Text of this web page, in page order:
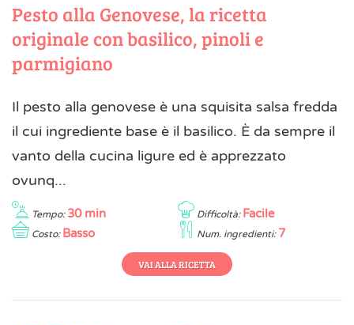
Pesto alla Genovese, la ricetta
originale con basilico, pinoli e
parmigiano
Il pesto alla genovese è una squisita salsa fredda
il cui ingrediente base è il basilico. È da sempre il
vanto della cucina ligure ed è apprezzato
ovunq...
Tempo: 30 min Difficoltà: Facile
Costo: Basso Num. ingredienti: 7
VAI ALLA RICETTA